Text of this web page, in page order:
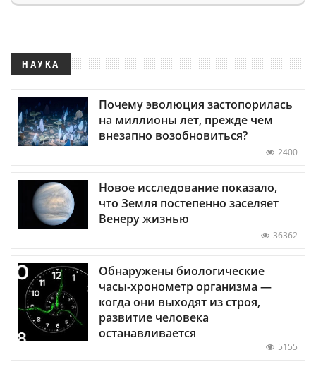
НАУКА
Почему эволюция застопорилась
на миллионы лет, прежде чем
внезапно возобновиться?
2400
Новое исследование показало,
что Земля постепенно заселяет
Венеру жизнью
36362
Обнаружены биологические
часы-хронометр организма —
когда они выходят из строя,
развитие человека
останавливается
5155